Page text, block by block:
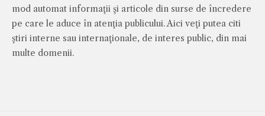
mod automat informaţii şi articole din surse de încredere
pe care le aduce în atenţia publicului. Aici veţi putea citi
ştiri interne sau internaţionale, de interes public, din mai
multe domenii.